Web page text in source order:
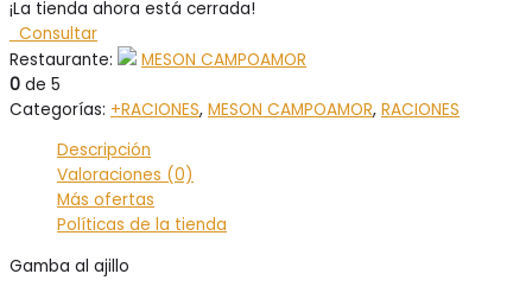
¡La tienda ahora está cerrada!
Consultar
Restaurante:
MESON CAMPOAMOR
0 de 5
Categorías: +RACIONES, MESON CAMPOAMOR, RACIONES
Descripción
Valoraciones (0)
Más ofertas
Políticas de la tienda
Gamba al ajillo